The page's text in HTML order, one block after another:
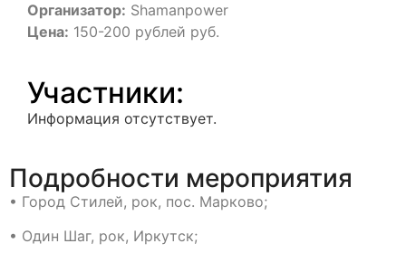
Организатор: Shamanpower
Цена: 150-200 рублей руб.
Участники:
Информация отсутствует.
Подробности мероприятия
• Город Стилей, рок, пос. Марково;
• Один Шаг, рок, Иркутск;